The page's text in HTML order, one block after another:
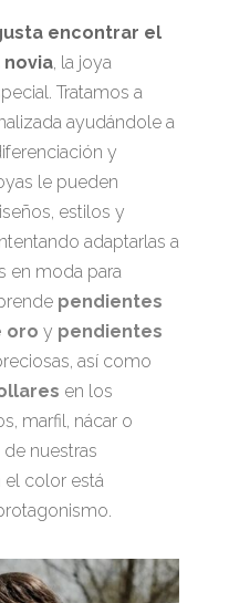
encontrar el
, la joya
Tratamos a
ayudándole a
y
le pueden
estilos y
adaptarlas a
en moda para
pendientes
oro y pendientes
así como
en los
marfil, nácar o
nuestras
el color está